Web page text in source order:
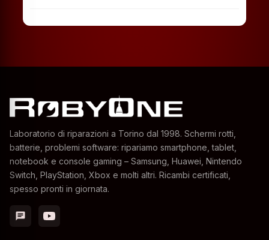
Laboratorio di riparazioni a Torino dal 1998. Schermi rotti,
batterie, problemi software: ripariamo smartphone, tablet,
notebook e console gaming – Samsung, Huawei, Nintendo
Switch, PlayStation, Xbox e molti altri. Ricambi certificati,
spesso pronti in giornata.
chat